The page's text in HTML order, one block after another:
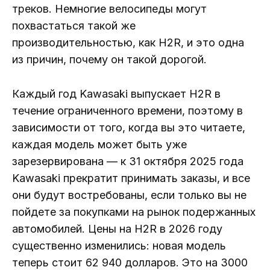
треков. Немногие велосипеды могут
похвастаться такой же
производительностью, как H2R, и это одна
из причин, почему он такой дорогой.
Каждый год Kawasaki выпускает H2R в
течение ограниченного времени, поэтому в
зависимости от того, когда вы это читаете,
каждая модель может быть уже
зарезервирована — к 31 октября 2025 года
Kawasaki прекратит принимать заказы, и все
они будут востребованы, если только вы не
пойдете за покупками на рынок подержанных
автомобилей. Цены на H2R в 2026 году
существенно изменились: новая модель
теперь стоит 62 940 долларов. Это на 3000